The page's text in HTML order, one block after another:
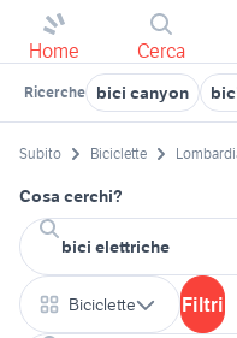
Home Cerca
Ricerche bici canyon
Subito Biciclette
Cosa cerchi?
Biciclette Filtri